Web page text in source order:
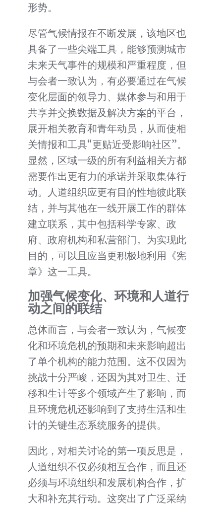
形势。
尽管气候情报在不断发展，该地区也
具备了一些尖端工具，能够预测城市
未来天气事件的规模和严重程度，但
与会者一致认为，有必要通过在气候
变化层面的领导力、媒体参与和用于
共享并交换数据及解决方案的平台，
展开相关教育和青年动员，从而使相
关情报和工具“更贴近受影响社区”。
显然，区域一级的所有利益相关方都
需要作出更有力的承诺并采取集体行
动。人道组织应更有目的性地彼此联
结，并与其他在一线开展工作的群体
建立联系，其中包括科学专家、政
府、政府机构和私营部门。为实现此
目的，可以且应当更积极地利用《宪
章》这一工具。
加强气候变化、环境和人道行
动之间的联结
总体而言，与会者一致认为，气候变
化和环境危机的预期和未来影响超出
了单个机构的能力范围。这不仅因为
挑战十分严峻，还因为其对卫生、迁
移和生计等多个领域产生了影响，而
且环境危机还影响到了支持生活和生
计的关键生态系统服务的提供。
因此，对相关讨论的第一项反思是，
人道组织不仅必须相互合作，而且还
必须与环境组织和发展机构合作，扩
大和补充其行动。这突出了广泛采纳